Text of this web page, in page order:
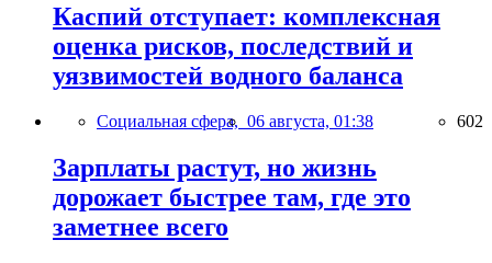
Каспий отступает: комплексная
оценка рисков, последствий и
уязвимостей водного баланса
Социальная сфера, 06 августа, 01:38 602
Зарплаты растут, но жизнь
дорожает быстрее там, где это
заметнее всего